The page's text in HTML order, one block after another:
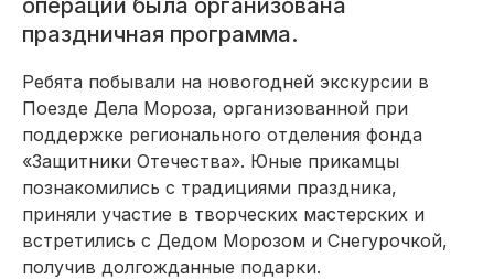
праздничная программа.
Ребята побывали на новогодней экскурсии в
Поезде Дела Мороза, организованной при
поддержке регионального отделения фонда
«Защитники Отечества». Юные прикамцы
познакомились с традициями праздника,
приняли участие в творческих мастерских и
встретились с Дедом Морозом и Снегурочкой,
получив долгожданные подарки.